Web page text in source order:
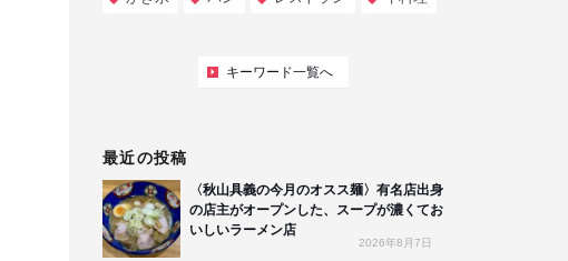
キーワード一覧へ
最近の投稿
〈秋山具義の今月のオスス麺〉有名店出身
の店主がオープンした、スープが濃くてお
いしいラーメン店
2026年8月7日